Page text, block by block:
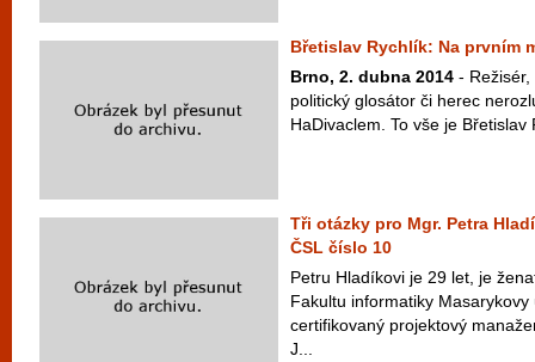
Břetislav Rychlík: Na prvním
Brno, 2. dubna 2014 -
politický glosátor či herec
HaDivaclem. To vše je Břetislav
Tři otázky pro Mgr. Petra
ČSL číslo 10
Petru Hladíkovi je 29 let, je
Fakultu informatiky
certifikovaný projektový
J...